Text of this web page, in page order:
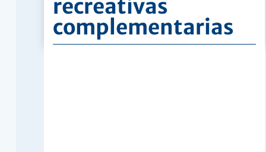
recreativas
complementarias